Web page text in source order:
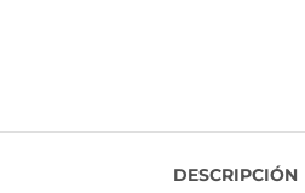
DESCRIPCIÓN